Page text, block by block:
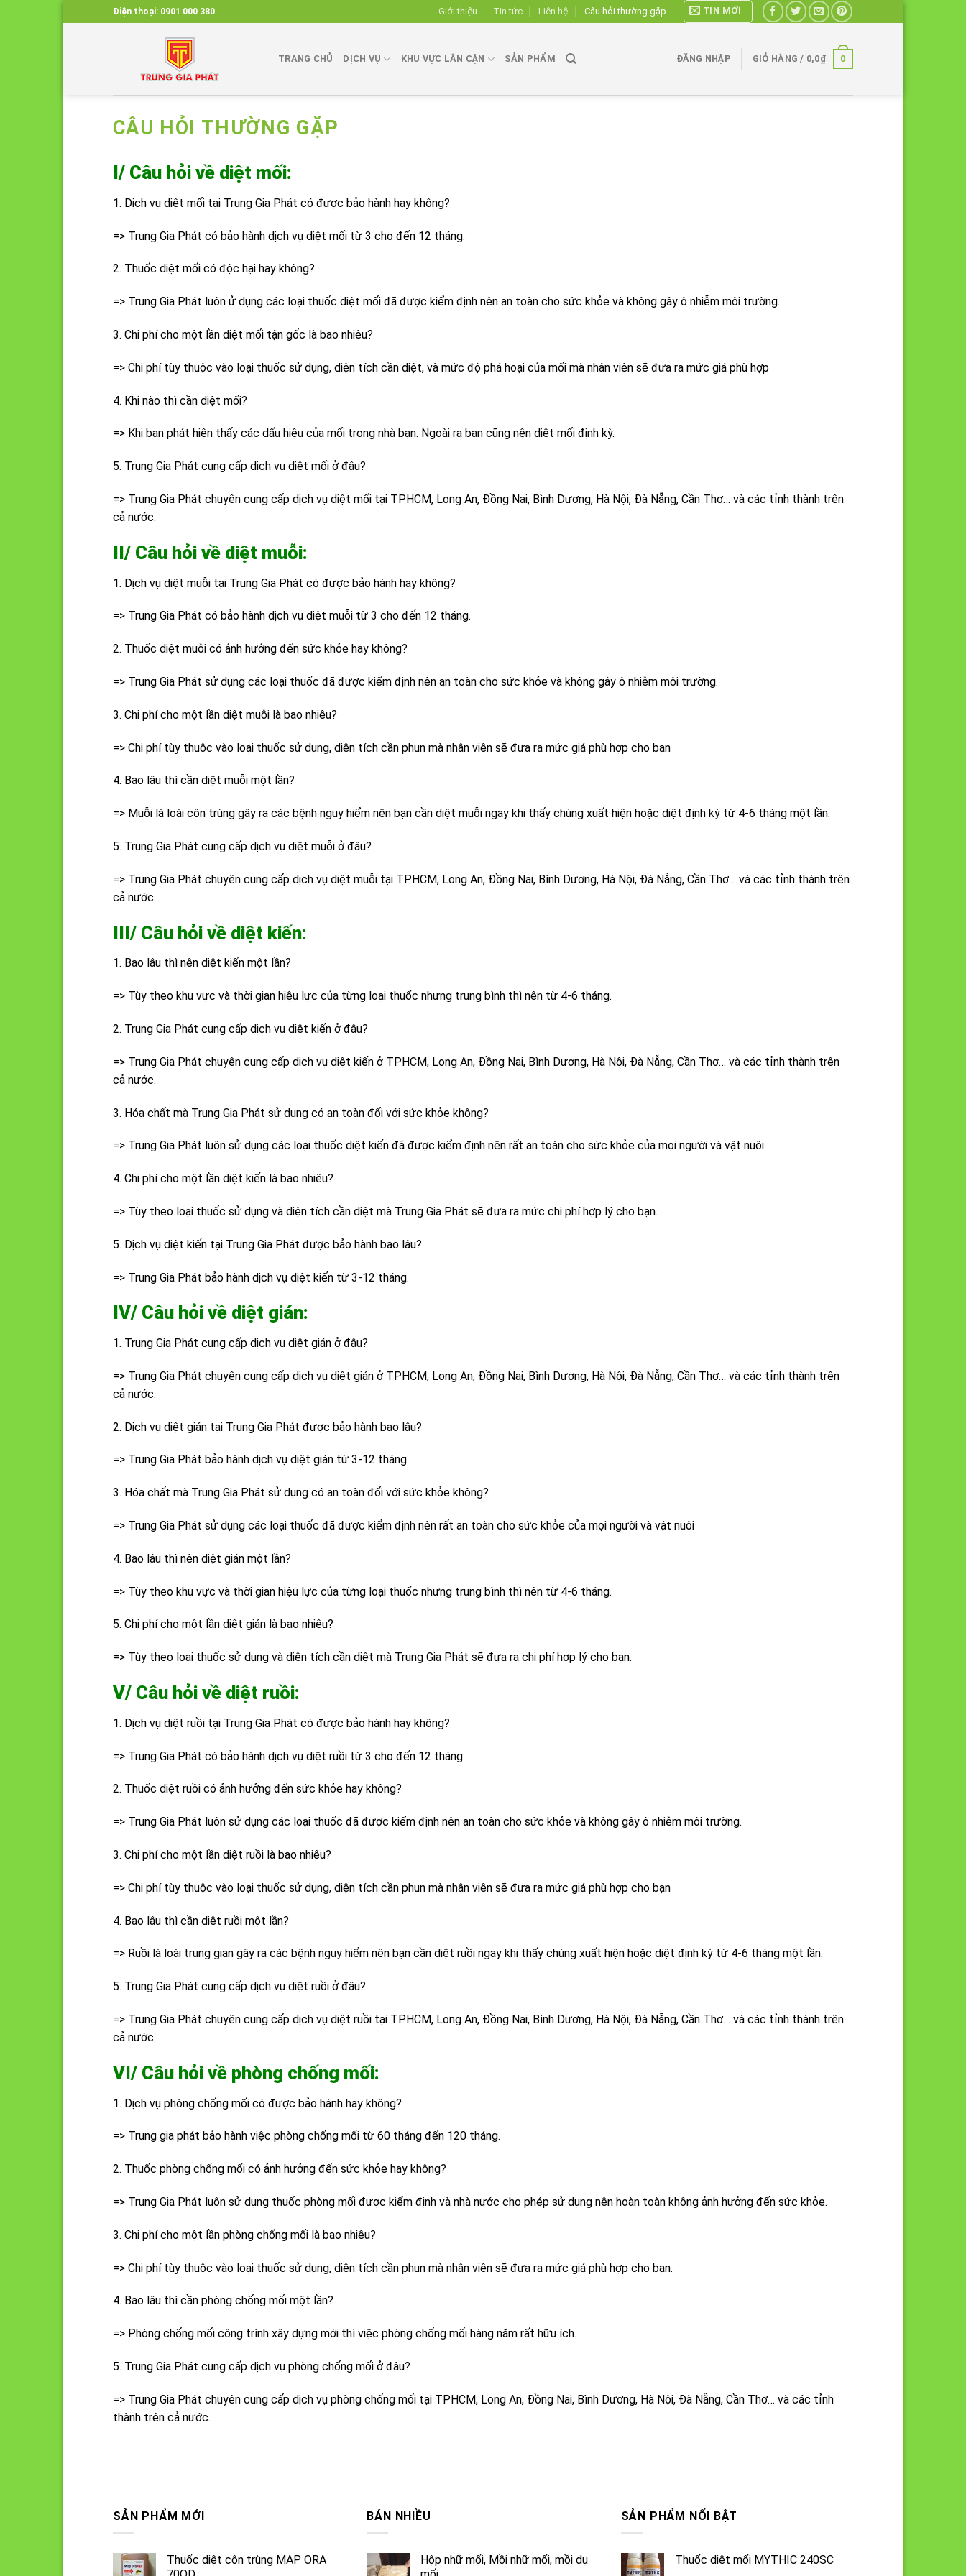
to
Điện thoại: 0901 000 380 Giới thiệu Tin tức Liên hệ Câu hỏi thường gặp TIN MỚI
TRANG CHỦ DỊCH VỤ KHU VỰC LÂN CẬN SẢN PHẨM ĐĂNG NHẬP GIỎ HÀNG / 0,0₫ 0
CÂU HỎI THƯỜNG GẶP
I/ Câu hỏi về diệt mối:
1. Dịch vụ diệt mối tại Trung Gia Phát có được bảo hành hay không?
=> Trung Gia Phát có bảo hành dịch vụ diệt mối từ 3 cho đến 12 tháng.
2. Thuốc diệt mối có độc hại hay không?
=> Trung Gia Phát luôn ử dụng các loại thuốc diệt mối đã được kiểm định nên an toàn cho sức khỏe và không gây ô nhiễm môi trường.
3. Chi phí cho một lần diệt mối tận gốc là bao nhiêu?
=> Chi phí tùy thuộc vào loại thuốc sử dụng, diện tích cần diệt, và mức độ phá hoại của mối mà nhân viên sẽ đưa ra mức giá phù hợp
4. Khi nào thì cần diệt mối?
=> Khi bạn phát hiện thấy các dấu hiệu của mối trong nhà bạn. Ngoài ra bạn cũng nên diệt mối định kỳ.
5. Trung Gia Phát cung cấp dịch vụ diệt mối ở đâu?
=> Trung Gia Phát chuyên cung cấp dịch vụ diệt mối tại TPHCM, Long An, Đồng Nai, Bình Dương, Hà Nội, Đà Nẵng, Cần Thơ… và các tỉnh thành trên
cả nước.
II/ Câu hỏi về diệt muỗi:
1. Dịch vụ diệt muỗi tại Trung Gia Phát có được bảo hành hay không?
=> Trung Gia Phát có bảo hành dịch vụ diệt muỗi từ 3 cho đến 12 tháng.
2. Thuốc diệt muỗi có ảnh hưởng đến sức khỏe hay không?
=> Trung Gia Phát sử dụng các loại thuốc đã được kiểm định nên an toàn cho sức khỏe và không gây ô nhiễm môi trường.
3. Chi phí cho một lần diệt muỗi là bao nhiêu?
=> Chi phí tùy thuộc vào loại thuốc sử dụng, diện tích cần phun mà nhân viên sẽ đưa ra mức giá phù hợp cho bạn
4. Bao lâu thì cần diệt muỗi một lần?
=> Muỗi là loài côn trùng gây ra các bệnh nguy hiểm nên bạn cần diệt muỗi ngay khi thấy chúng xuất hiện hoặc diệt định kỳ từ 4-6 tháng một lần.
5. Trung Gia Phát cung cấp dịch vụ diệt muỗi ở đâu?
=> Trung Gia Phát chuyên cung cấp dịch vụ diệt muỗi tại TPHCM, Long An, Đồng Nai, Bình Dương, Hà Nội, Đà Nẵng, Cần Thơ… và các tỉnh thành trên
cả nước.
III/ Câu hỏi về diệt kiến:
1. Bao lâu thì nên diệt kiến một lần?
=> Tùy theo khu vực và thời gian hiệu lực của từng loại thuốc nhưng trung bình thì nên từ 4-6 tháng.
2. Trung Gia Phát cung cấp dịch vụ diệt kiến ở đâu?
=> Trung Gia Phát chuyên cung cấp dịch vụ diệt kiến ở TPHCM, Long An, Đồng Nai, Bình Dương, Hà Nội, Đà Nẵng, Cần Thơ… và các tỉnh thành trên
cả nước.
3. Hóa chất mà Trung Gia Phát sử dụng có an toàn đối với sức khỏe không?
=> Trung Gia Phát luôn sử dụng các loại thuốc diệt kiến đã được kiểm định nên rất an toàn cho sức khỏe của mọi người và vật nuôi
4. Chi phí cho một lần diệt kiến là bao nhiêu?
=> Tùy theo loại thuốc sử dụng và diện tích cần diệt mà Trung Gia Phát sẽ đưa ra mức chi phí hợp lý cho bạn.
5. Dịch vụ diệt kiến tại Trung Gia Phát được bảo hành bao lâu?
=> Trung Gia Phát bảo hành dịch vụ diệt kiến từ 3-12 tháng.
IV/ Câu hỏi về diệt gián:
1. Trung Gia Phát cung cấp dịch vụ diệt gián ở đâu?
=> Trung Gia Phát chuyên cung cấp dịch vụ diệt gián ở TPHCM, Long An, Đồng Nai, Bình Dương, Hà Nội, Đà Nẵng, Cần Thơ… và các tỉnh thành trên
cả nước.
2. Dịch vụ diệt gián tại Trung Gia Phát được bảo hành bao lâu?
=> Trung Gia Phát bảo hành dịch vụ diệt gián từ 3-12 tháng.
3. Hóa chất mà Trung Gia Phát sử dụng có an toàn đối với sức khỏe không?
=> Trung Gia Phát sử dụng các loại thuốc đã được kiểm định nên rất an toàn cho sức khỏe của mọi người và vật nuôi
4. Bao lâu thì nên diệt gián một lần?
=> Tùy theo khu vực và thời gian hiệu lực của từng loại thuốc nhưng trung bình thì nên từ 4-6 tháng.
5. Chi phí cho một lần diệt gián là bao nhiêu?
=> Tùy theo loại thuốc sử dụng và diện tích cần diệt mà Trung Gia Phát sẽ đưa ra chi phí hợp lý cho bạn.
V/ Câu hỏi về diệt ruồi:
1. Dịch vụ diệt ruồi tại Trung Gia Phát có được bảo hành hay không?
=> Trung Gia Phát có bảo hành dịch vụ diệt ruồi từ 3 cho đến 12 tháng.
2. Thuốc diệt ruồi có ảnh hưởng đến sức khỏe hay không?
=> Trung Gia Phát luôn sử dụng các loại thuốc đã được kiểm định nên an toàn cho sức khỏe và không gây ô nhiễm môi trường.
3. Chi phí cho một lần diệt ruồi là bao nhiêu?
=> Chi phí tùy thuộc vào loại thuốc sử dụng, diện tích cần phun mà nhân viên sẽ đưa ra mức giá phù hợp cho bạn
4. Bao lâu thì cần diệt ruồi một lần?
=> Ruồi là loài trung gian gây ra các bệnh nguy hiểm nên bạn cần diệt ruồi ngay khi thấy chúng xuất hiện hoặc diệt định kỳ từ 4-6 tháng một lần.
5. Trung Gia Phát cung cấp dịch vụ diệt ruồi ở đâu?
=> Trung Gia Phát chuyên cung cấp dịch vụ diệt ruồi tại TPHCM, Long An, Đồng Nai, Bình Dương, Hà Nội, Đà Nẵng, Cần Thơ… và các tỉnh thành trên
cả nước.
VI/ Câu hỏi về phòng chống mối:
1. Dịch vụ phòng chống mối có được bảo hành hay không?
=> Trung gia phát bảo hành việc phòng chống mối từ 60 tháng đến 120 tháng.
2. Thuốc phòng chống mối có ảnh hưởng đến sức khỏe hay không?
=> Trung Gia Phát luôn sử dụng thuốc phòng mối được kiểm định và nhà nước cho phép sử dụng nên hoàn toàn không ảnh hưởng đến sức khỏe.
3. Chi phí cho một lần phòng chống mối là bao nhiêu?
=> Chi phí tùy thuộc vào loại thuốc sử dụng, diện tích cần phun mà nhân viên sẽ đưa ra mức giá phù hợp cho bạn.
4. Bao lâu thì cần phòng chống mối một lần?
=> Phòng chống mối công trình xây dựng mới thì việc phòng chống mối hàng năm rất hữu ích.
5. Trung Gia Phát cung cấp dịch vụ phòng chống mối ở đâu?
=> Trung Gia Phát chuyên cung cấp dịch vụ phòng chống mối tại TPHCM, Long An, Đồng Nai, Bình Dương, Hà Nội, Đà Nẵng, Cần Thơ… và các tỉnh
thành trên cả nước.
SẢN PHẨM MỚI
Thuốc diệt côn trùng MAP ORA
BÁN NHIỀU
Hộp nhữ mối, Mồi nhữ mối, mồi dụ
SẢN PHẨM NỔI BẬT
Thuốc diệt mối MYTHIC 240SC